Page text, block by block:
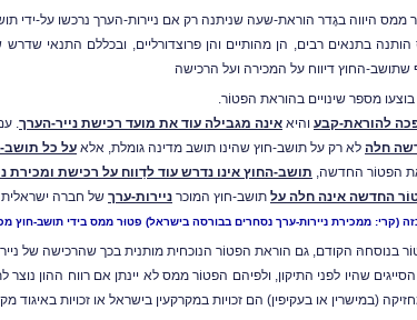
בתנאים רבים, הן מהותיים והן פרוצדורליים, ובכללם התנאי
שתושב-החוץ דיווח על המכירה ועל הרכישה
להוראת-קבע והיא אינה מגבילה עוד את מועד רכישת נייר-הערך .
חלה לא רק על תושב-חוץ שהינו תושב מדינה גומלת, אלא על כל
הפטוֹר החדשה, תושב-החוץ אינו נדרש עוד לדַווח על רכישת
החדשה אינה חלה על תושב-חוץ המוכר ניירות-ערך של חברה
(קרי: ממכירת ניירות-ערך נסחרים בבורסה בישראל) פטוּר ממס בידי תושב-חוץ מכוח הוראה
בנוסחהּ הקודם, גם הוראת הפטוֹר הנוכחית מותנית בכך שהרכישה של
הסייגים שהיו לפני התיקון, ולפיהם הפטוֹר ממס לא יינתן אם רווח ההון
(במישרין או בעקיפין) הם זכויות במקרקעין בישראל או זכויות באיגוד